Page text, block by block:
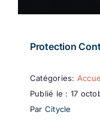
Protection
Catégories:
Publié le : 17
Par Citycle